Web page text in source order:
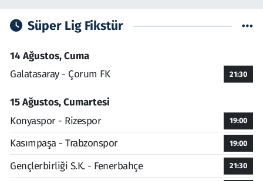
Süper Lig Fikstür
14 Ağustos, Cuma
Galatasaray - Çorum FK
21:30
15 Ağustos, Cumartesi
Konyaspor - Rizespor
19:00
Kasımpaşa - Trabzonspor 19:00
Gençlerbirliği S.K. - Fenerbahçe 21:30